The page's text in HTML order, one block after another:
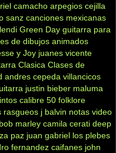
camacho arpegios cejilla
sanz canciones mexicanas
Green Day guitarra para
de dibujos animados
y Joy juanes vicente
Clasica Clases de
andres cepeda villancicos
justin bieber maluma
calibre 50 folklore
rasgueos j balvin notas video
bob marley camila cerati deep
paz juan gabriel los plebes
fernandez caifanes john